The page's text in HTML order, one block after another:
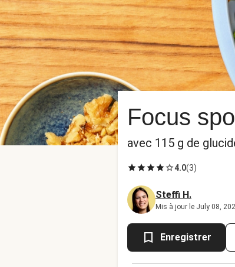
Focus
avec 115 g de
4.0(3)
Steffi H.
Mis à jour le July 08,
Enregistrer